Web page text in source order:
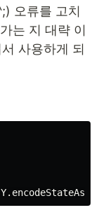
오류를 고치
는 지 대략 이
사용하게 되